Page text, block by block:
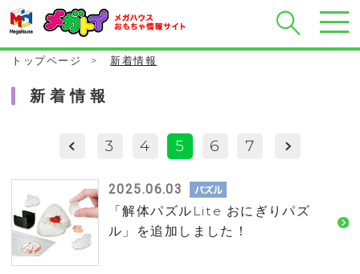
トップページ > 新着情報
新着情報
3 4 5 6 7
2025.06.03
「解体パズルLite おにぎりパズ
ル」を追加しました！